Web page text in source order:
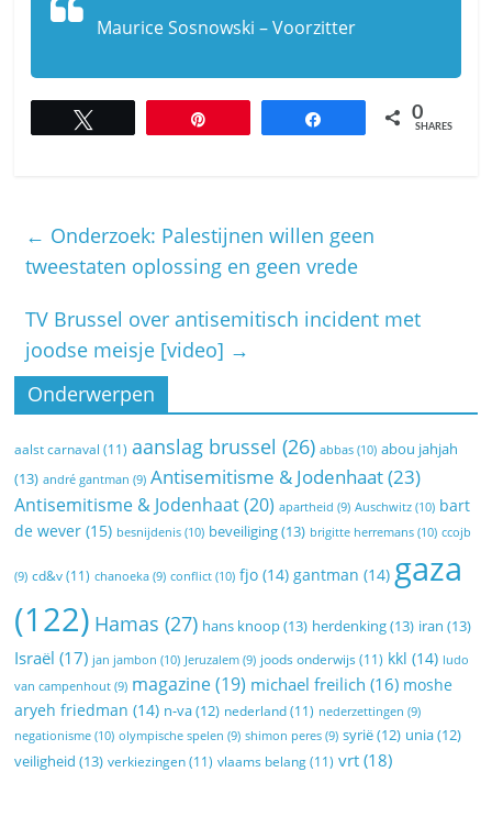
Maurice Sosnowski – Voorzitter
0
SHARES
← Onderzoek: Palestijnen willen geen
tweestaten oplossing en geen vrede
TV Brussel over antisemitisch incident met
joodse meisje [video] →
Onderwerpen
aalst carnaval (11) aanslag brussel (26) abbas (10) abou jahjah
(13) andré gantman (9) Antisemitisme & Jodenhaat(23)
Antisemitisme & Jodenhaat(20) apartheid (9) Auschwitz (10) bart
de wever (15) besnijdenis (10) beveiliging(13) brigitte herremans (10) ccojb
(9) cd&v(11) chanoeka (9) conflict (10) fjo (14) gantman (14) gaza
(122) Hamas (27) hans knoop(13) herdenking(13) iran (13)
Israël (17) jan jambon (10) Jeruzalem (9) joods onderwijs (11) kkl (14) ludo
van campenhout (9) magazine(19) michael freilich (16) moshe
aryeh friedman (14) n-va(12) nederland(11) nederzettingen (9)
negationisme (10) olympische spelen (9) shimon peres (9) syrië(12) unia(12)
veiligheid (13) verkiezingen(11) vlaams belang(11) vrt(18)